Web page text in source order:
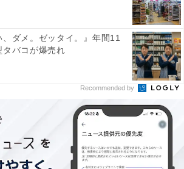
、ダメ。ゼッタイ。』年間11
バコが爆売れ
Recommended by